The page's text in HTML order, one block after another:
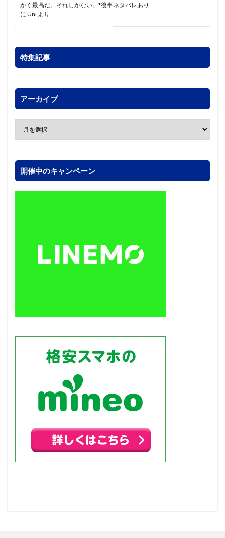
かく最高だ。それしかない。*後半ネタバレあり
に Uni より
特集記事
アーカイブ
開催中のキャンペーン